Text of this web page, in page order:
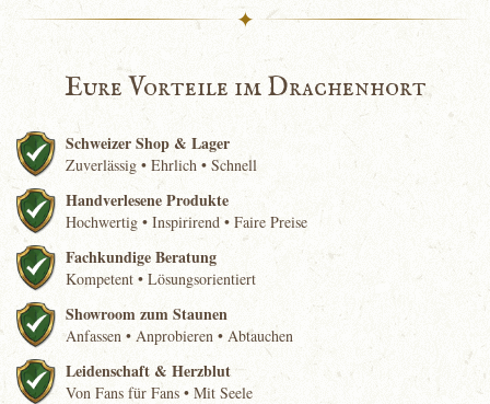
✦
Eure Vorteile im Drachenhort
Schweizer Shop & Lager
Zuverlässig • Ehrlich • Schnell
Handverlesene Produkte
Hochwertig • Inspirirend • Faire Preise
Fachkundige Beratung
Kompetent • Lösungsorientiert
Showroom zum Staunen
Anfassen • Anprobieren • Abtauchen
Leidenschaft & Herzblut
Von Fans für Fans • Mit Seele